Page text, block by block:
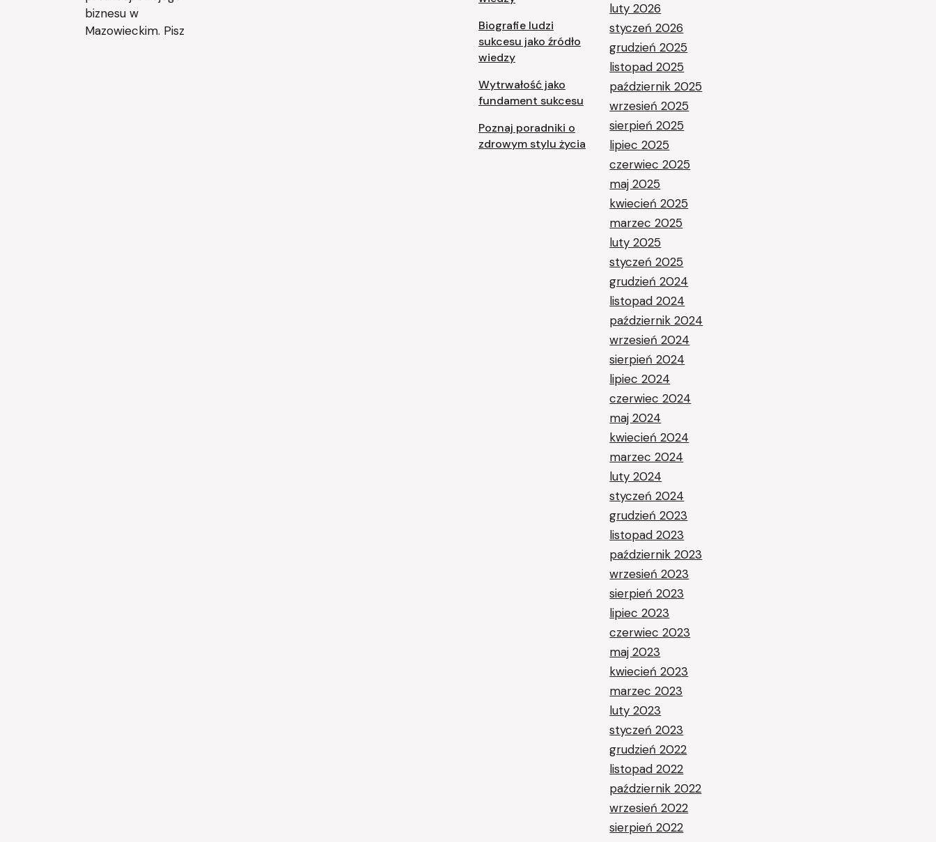
biznesu w
Mazowieckim. Pisz
Biografie ludzi
sukcesu jako źródło
wiedzy
Wytrwałość jako
fundament sukcesu
Poznaj poradniki o
zdrowym stylu życia
luty 2026
styczeń 2026
grudzień 2025
listopad 2025
październik 2025
wrzesień 2025
sierpień 2025
lipiec 2025
czerwiec 2025
maj 2025
kwiecień 2025
marzec 2025
luty 2025
styczeń 2025
grudzień 2024
listopad 2024
październik 2024
wrzesień 2024
sierpień 2024
lipiec 2024
czerwiec 2024
maj 2024
kwiecień 2024
marzec 2024
luty 2024
styczeń 2024
grudzień 2023
listopad 2023
październik 2023
wrzesień 2023
sierpień 2023
lipiec 2023
czerwiec 2023
maj 2023
kwiecień 2023
marzec 2023
luty 2023
styczeń 2023
grudzień 2022
listopad 2022
październik 2022
wrzesień 2022
sierpień 2022